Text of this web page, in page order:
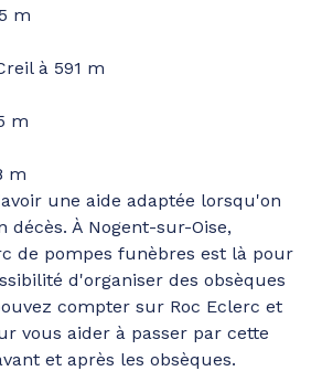
m
à 591 m
m
m
une aide adaptée lorsqu'on
décès. À Nogent-sur-Oise,
de pompes funèbres est là pour
d'organiser des obsèques
compter sur Roc Eclerc et
vous aider à passer par cette
et après les obsèques.